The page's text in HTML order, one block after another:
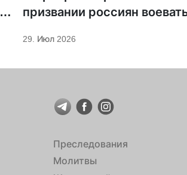
призвании россиян
29. Июл 2026
Преследования
Молитвы